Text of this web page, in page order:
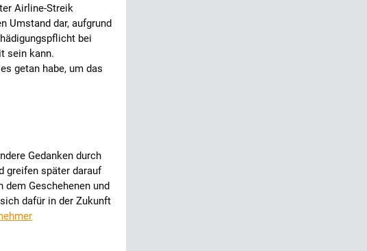
Airline-Streik
Umstand dar, aufgrund
bei
sein kann.
getan habe, um das
Gedanken durch
greifen später darauf
dem Geschehenen und
dafür in der Zukunft